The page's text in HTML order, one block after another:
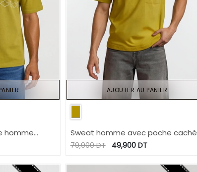
homme
Sweat homme avec poche caché
79,900DT 49,900DT
AJOUTER AU PANIER